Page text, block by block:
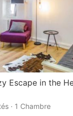
get
the
Escape in the
· 1 Chambre